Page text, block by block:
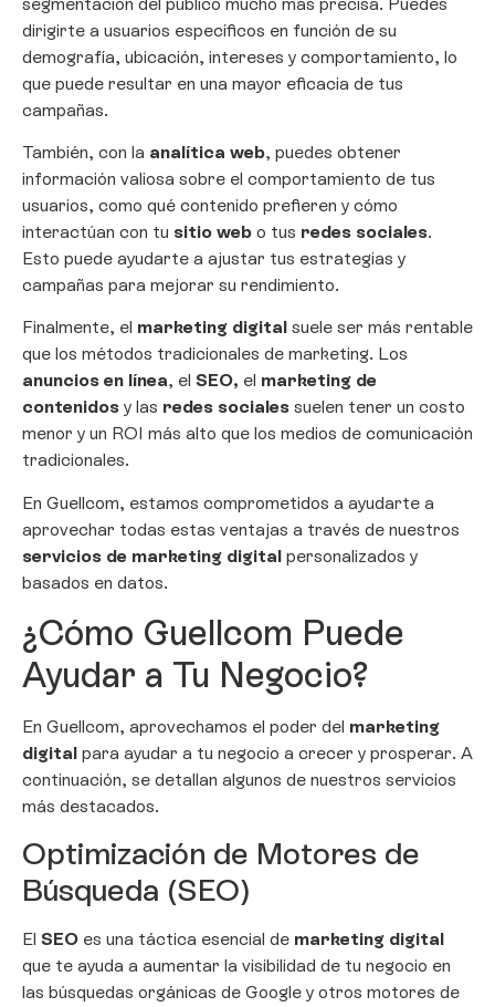
dirigirte a usuarios específicos en función de su
demografía, ubicación, intereses y comportamiento, lo
que puede resultar en una mayor eficacia de tus
campañas.
También, con la analítica web, puedes obtener
información valiosa sobre el comportamiento de tus
usuarios, como qué contenido prefieren y cómo
interactúan con tu sitio web o tus redes sociales.
Esto puede ayudarte a ajustar tus estrategias y
campañas para mejorar su rendimiento.
Finalmente, el marketing digital suele ser más rentable
que los métodos tradicionales de marketing. Los
anuncios en línea, el SEO, el marketing de
contenidos y las redes sociales suelen tener un costo
menor y un ROI más alto que los medios de comunicación
tradicionales.
En Guellcom, estamos comprometidos a ayudarte a
aprovechar todas estas ventajas a través de nuestros
servicios de marketing digital personalizados y
basados en datos.
¿Cómo Guellcom Puede
Ayudar a Tu Negocio?
En Guellcom, aprovechamos el poder del marketing
digital para ayudar a tu negocio a crecer y prosperar. A
continuación, se detallan algunos de nuestros servicios
más destacados.
Optimización de Motores de
Búsqueda (SEO)
El SEO es una táctica esencial de marketing digital
que te ayuda a aumentar la visibilidad de tu negocio en
las búsquedas orgánicas de Google y otros motores de